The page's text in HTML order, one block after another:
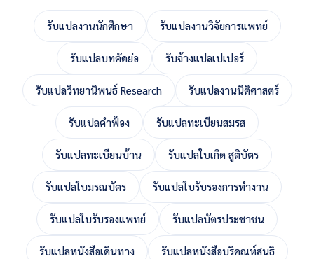
รับแปลงานนักศึกษา รับแปลงานวิจัยการแพทย์
รับแปลบทคัดย่อ รับจ้างแปลเปเปอร์
รับแปลวิทยานิพนธ์ Research รับแปลงานนิติศาสตร์
รับแปลคำฟ้อง รับแปลทะเบียนสมรส
รับแปลทะเบียนบ้าน รับแปลใบเกิด สูติบัตร
รับแปลใบมรณบัตร รับแปลใบรับรองการทำงาน
รับแปลใบรับรองแพทย์ รับแปลบัตรประชาชน
รับแปลหนังสือเดินทาง รับแปลหนังสือบริคณห์สนธิ